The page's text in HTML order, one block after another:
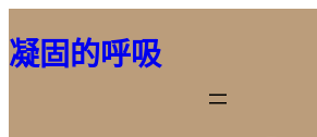
至
凝固的呼吸